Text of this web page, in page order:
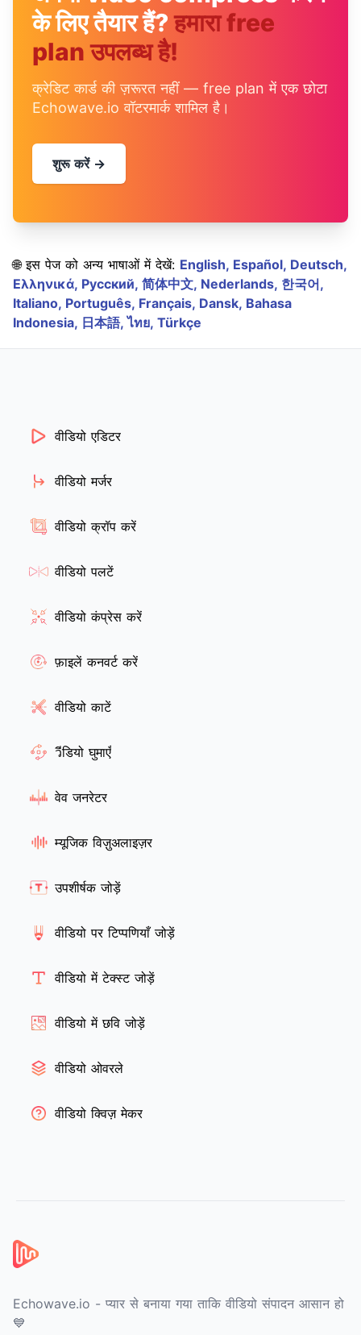
के लिए तैयार हैं? हमारा free
plan उपलब्ध है!
क्रेडिट कार्ड की ज़रूरत नहीं — free plan में एक छोटा
Echowave.io वॉटरमार्क शामिल है।
शुरू करें →
🌐 इस पेज को अन्य भाषाओं में देखें: English, Español, Deutsch,
Ελληνικά, Русский, 简体中文, Nederlands, 한국어,
Italiano, Português, Français, Dansk, Bahasa
Indonesia, 日本語,ไทย, Türkçe
वीडियो एडिटर
वीडियो मर्जर
वीडियो क्रॉप करें
वीडियो पलटें
वीडियो कंप्रेस करें
फ़ाइलें कनवर्ट करें
वीडियो काटें
วีडियो घुमाएँ
वेव जनरेटर
म्यूजिक विज़ुअलाइज़र
उपशीर्षक जोड़ें
वीडियो पर टिप्पणियाँ जोड़ें
वीडियो में टेक्स्ट जोड़ें
वीडियो में छवि जोड़ें
वीडियो ओवरले
वीडियो क्विज़ मेकर
Echowave.io - प्यार से बनाया गया ताकि वीडियो संपादन आसान हो
💙